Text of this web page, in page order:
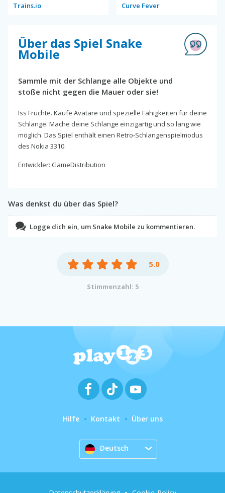
Trains.io Curve Fever
Über das Spiel Snake
Mobile
Sammle mit der Schlange alle Objekte und
stoße nicht gegen die Mauer oder sie!
Iss Früchte. Kaufe Avatare und spezielle Fähigkeiten für deine
Schlange. Mache deine Schlange einzigartig und so lang wie
möglich. Das Spiel enthält einen Retro-Schlangenspielmodus
des Nokia 3310.
Entwickler: GameDistribution
Was denkst du über das Spiel?
Logge dich ein, um Snake Mobile zu kommentieren.
5.0
Stimmenzahl: 5
Hilfe Kontakt Über uns
Deutsch